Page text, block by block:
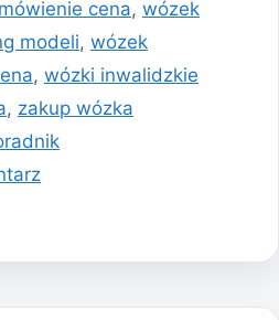
cena, wózek
modeli, wózek
, wózki inwalidzkie
, zakup wózka